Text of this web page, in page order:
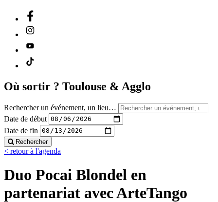
Où sortir ? Toulouse & Agglo
Rechercher un événement, un lieu…
Date de début
Date de fin
Rechercher
< retour à l'agenda
Duo Pocai Blondel en
partenariat avec ArteTango